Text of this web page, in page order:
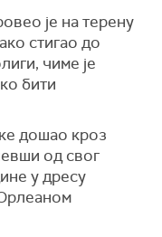
је на терену
стигао до
чиме је
бити
дошао кроз
од свог
у дресу